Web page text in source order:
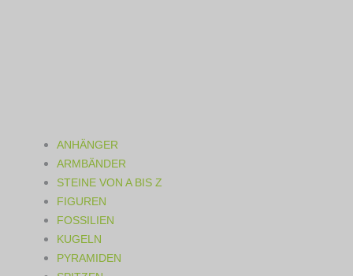
ANHÄNGER
ARMBÄNDER
STEINE VON A BIS Z
FIGUREN
FOSSILIEN
KUGELN
PYRAMIDEN